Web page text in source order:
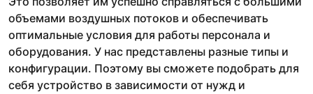
объемами воздушных потоков и обеспечивать
оптимальные условия для работы персонала и
оборудования. У нас представлены разные типы и
конфигурации. Поэтому вы сможете подобрать для
себя устройство в зависимости от нужд и